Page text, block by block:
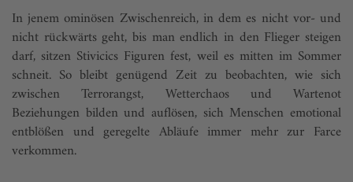
In jenem ominösen Zwischenreich, in dem es nicht vor- und
nicht rückwärts geht, bis man endlich in den Flieger steigen
darf, sitzen Stivicics Figuren fest, weil es mitten im Sommer
schneit. So bleibt genügend Zeit zu beobachten, wie sich
zwischen Terrorangst, Wetterchaos und Wartenot
Beziehungen bilden und auflösen, sich Menschen emotional
entblößen und geregelte Abläufe immer mehr zur Farce
verkommen.